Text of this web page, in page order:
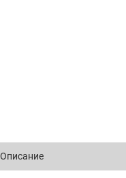
Описание